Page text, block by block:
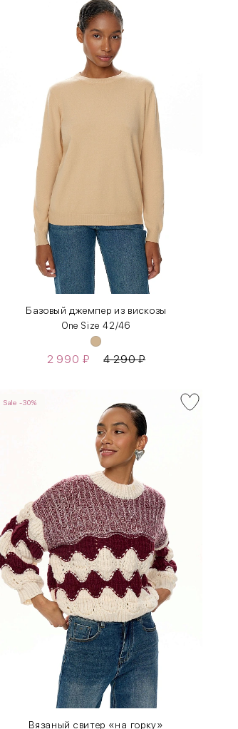
Базовый джемпер из вискозы
One Size 42/46
2 990 ₽ 4 290₽
Sale -30%
Вязаный свитер «на горку»